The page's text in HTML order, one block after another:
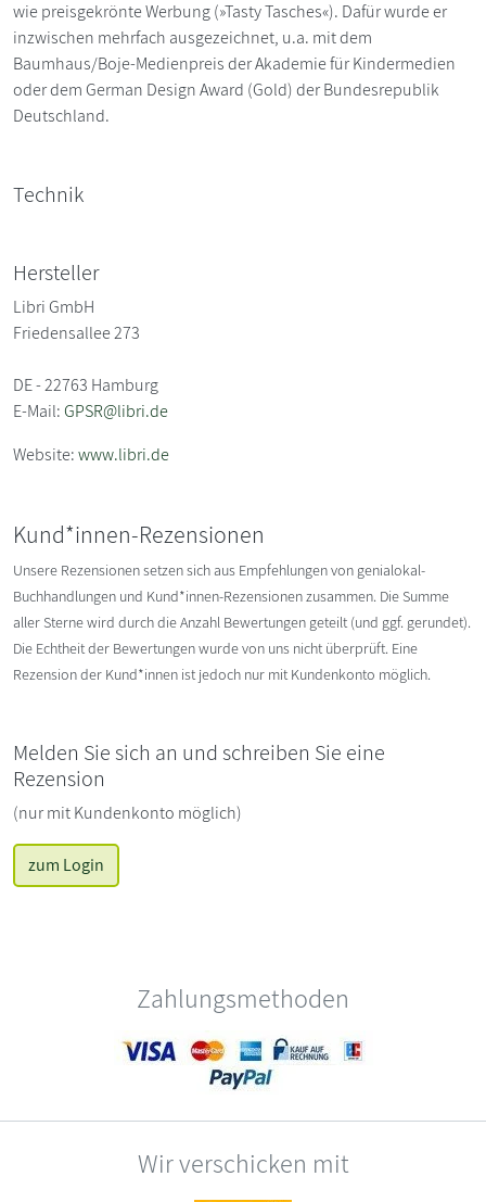
wie preisgekrönte Werbung (»Tasty Tasches«). Dafür wurde er
inzwischen mehrfach ausgezeichnet, u.a. mit dem
Baumhaus/Boje-Medienpreis der Akademie für Kindermedien
oder dem German Design Award (Gold) der Bundesrepublik
Deutschland.
Technik
Hersteller
Libri GmbH
Friedensallee 273
DE - 22763 Hamburg
E-Mail:GPSR@libri.de
Website:www.libri.de
Kund*innen-Rezensionen
Unsere Rezensionen setzen sich aus Empfehlungen von genialokal-
Buchhandlungen und Kund*innen-Rezensionen zusammen. Die Summe
aller Sterne wird durch die Anzahl Bewertungen geteilt (und ggf. gerundet).
Die Echtheit der Bewertungen wurde von uns nicht überprüft. Eine
Rezension der Kund*innen ist jedoch nur mit Kundenkonto möglich.
Melden Sie sich an und schreiben Sie eine
Rezension
(nur mit Kundenkonto möglich)
zum Login
Zahlungsmethoden
Wir verschicken mit